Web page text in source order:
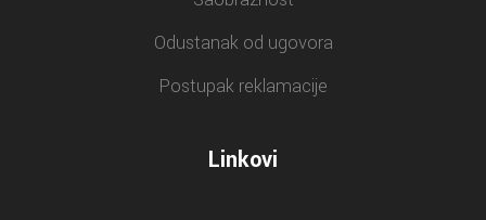
Odustanak od ugovora
Postupak reklamacije
Linkovi